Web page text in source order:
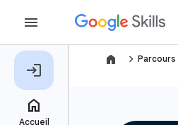
navigate_next Parcours